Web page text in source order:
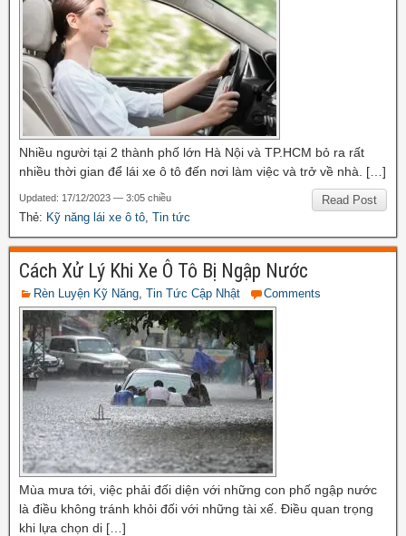
Nhiều người tại 2 thành phố lớn Hà Nội và TP.HCM bỏ ra rất
nhiều thời gian để lái xe ô tô đến nơi làm việc và trở về nhà. […]
Read Post
Updated: 17/12/2023 — 3:05 chiều
Thẻ: Kỹ năng lái xe ô tô Tin tức
Cách Xử Lý Khi Xe Ô Tô Bị Ngập Nước
Rèn Luyện Kỹ Năng Tin Tức Cập Nhật Comments
Mùa mưa tới, việc phải đối diện với những con phố ngập nước
là điều không tránh khỏi đối với những tài xế. Điều quan trọng
khi lựa chọn di […]